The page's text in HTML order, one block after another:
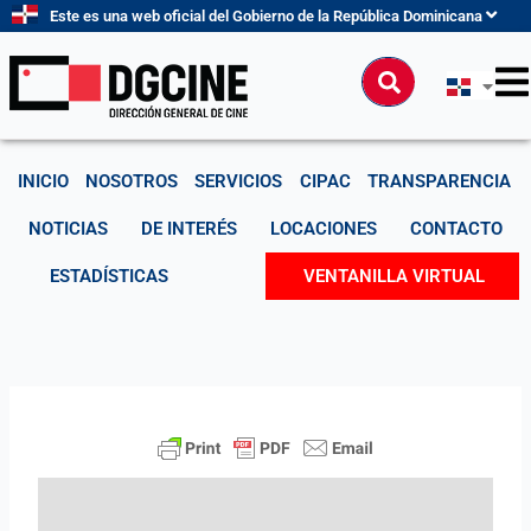
contenido
Este es una web oficial del Gobierno de la República Dominicana
Buscar
INICIO NOSOTROS SERVICIOS CIPAC TRANSPARENCIA
NOTICIAS DE INTERÉS LOCACIONES CONTACTO
ESTADÍSTICAS VENTANILLA VIRTUAL